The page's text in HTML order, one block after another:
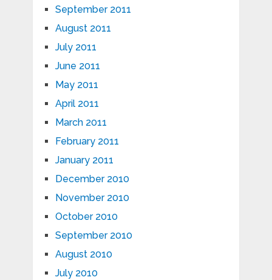
September 2011
August 2011
July 2011
June 2011
May 2011
April 2011
March 2011
February 2011
January 2011
December 2010
November 2010
October 2010
September 2010
August 2010
July 2010